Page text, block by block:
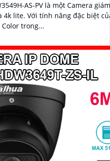
AS-PV là một Camera
biệt của chất
trong...